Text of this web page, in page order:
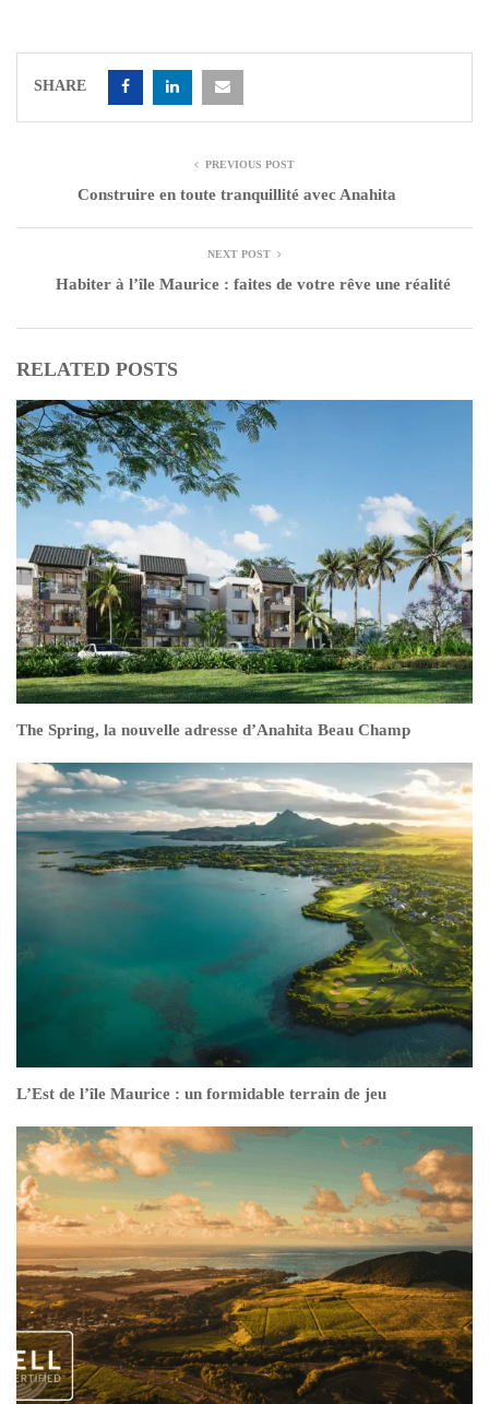
SHARE
PREVIOUS POST
Construire en toute tranquillité avec Anahita
NEXT POST
Habiter à l’île Maurice : faites de votre rêve une réalité
RELATED POSTS
The Spring, la nouvelle adresse d’Anahita Beau Champ
L’Est de l’île Maurice : un formidable terrain de jeu